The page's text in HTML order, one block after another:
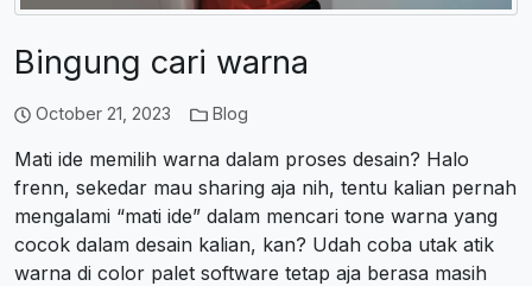
Bingung cari warna
October 21, 2023 Blog
Mati ide memilih warna dalam proses desain? Halo
frenn, sekedar mau sharing aja nih, tentu kalian pernah
mengalami “mati ide” dalam mencari tone warna yang
cocok dalam desain kalian, kan? Udah coba utak atik
warna di color palet software tetap aja berasa masih